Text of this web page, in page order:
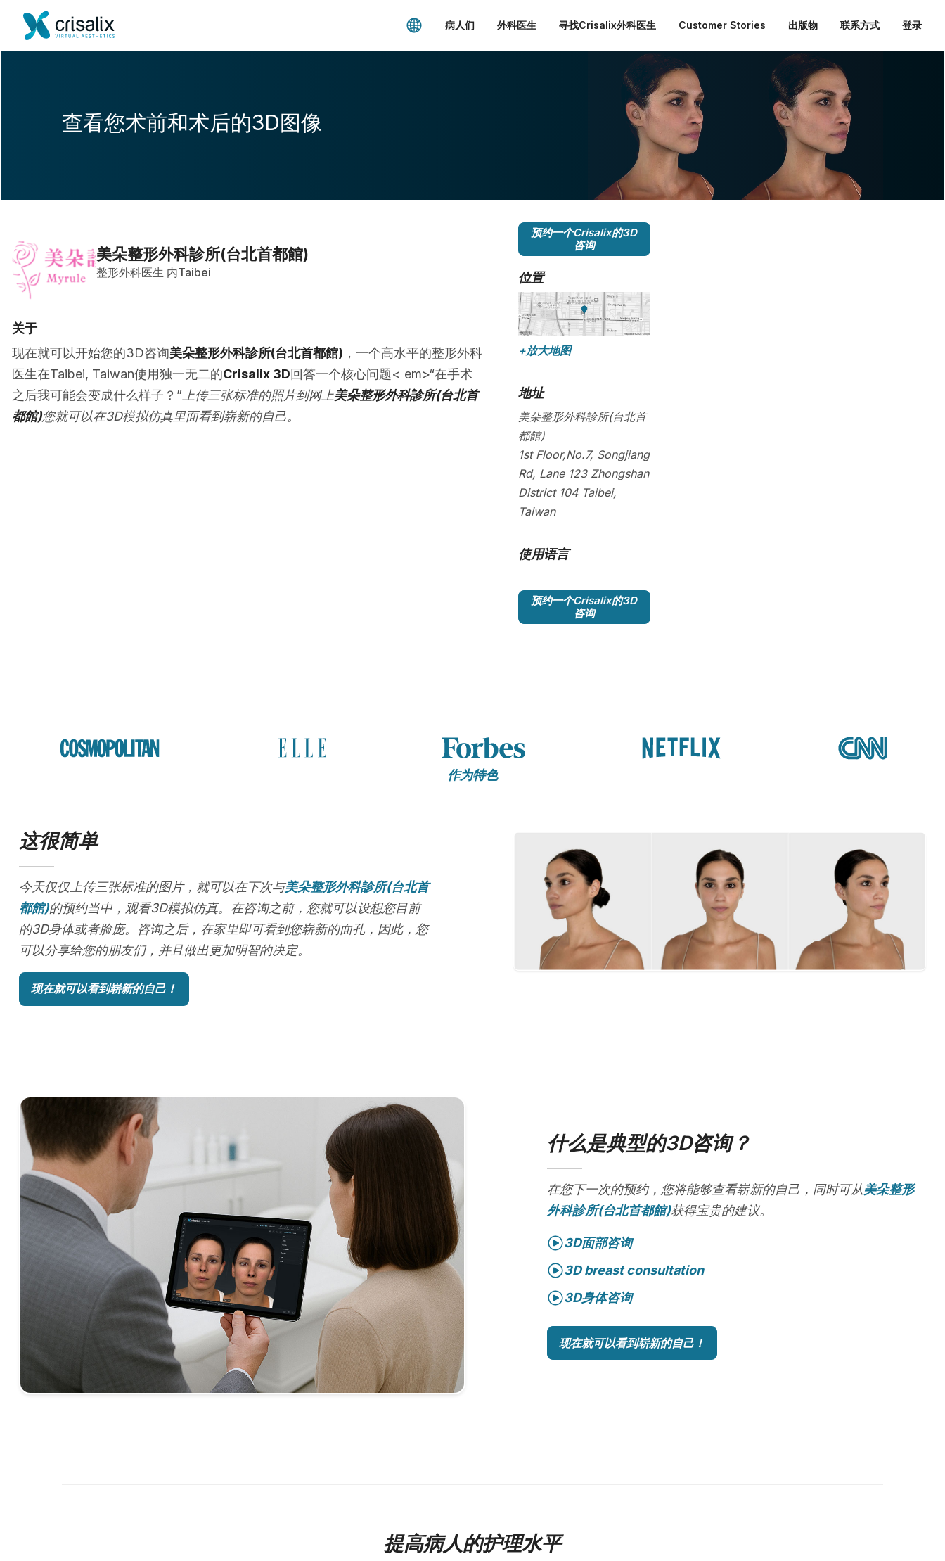
病人们 外科医生 寻找Crisalix外科医生 Customer Stories 出版物 联系方式 登录
查看您术前和术后的3D图像
美朵整形外科診所(台北首都館)
整形外科医生 内Taibei
关于
现在就可以开始您的3D咨询美朵整形外科診所(台北首都館) ，一个高水平的整形外科
医生在Taibei, Taiwan使用独一无二的Crisalix 3D回答一个核心问题< em>“在手术
之后我可能会变成什么样子？” 上传三张标准的照片到网上美朵整形外科診所(台北首
都館)您就可以在3D模拟仿真里面看到崭新的自己。
预约一个Crisalix的3D
咨询
位置
+放大地图
地址
美朵整形外科診所(台北首
都館)
1st Floor,No.7, Songjiang
Rd, Lane 123 Zhongshan
District 104 Taibei,
Taiwan
使用语言
预约一个Crisalix的3D
咨询
作为特色
这很简单
今天仅仅上传三张标准的图片，就可以在下次与美朵整形外科診所(台北首
都館)的预约当中，观看3D模拟仿真。在咨询之前，您就可以设想您目前
的3D身体或者脸庞。咨询之后，在家里即可看到您崭新的面孔，因此，您
可以分享给您的朋友们，并且做出更加明智的决定。
现在就可以看到崭新的自己！
什么是典型的3D咨询？
在您下一次的预约，您将能够查看崭新的自己，同时可从美朵整形
外科診所(台北首都館)获得宝贵的建议。
3D面部咨询
3D breast consultation
3D身体咨询
现在就可以看到崭新的自己！
提高病人的护理水平